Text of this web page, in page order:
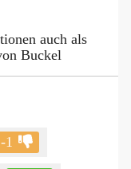
auch als
Buckel
-1